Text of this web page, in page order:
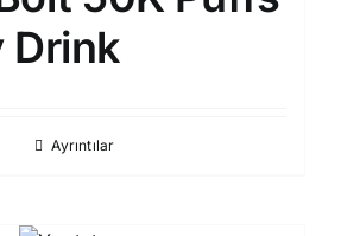
Drink
Ayrıntılar